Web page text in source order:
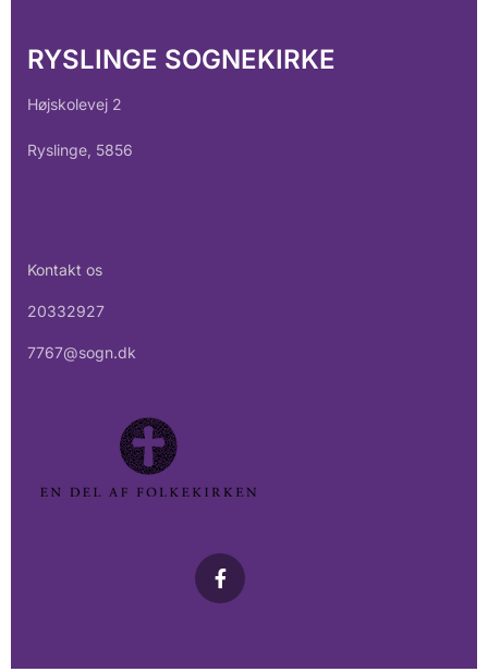
RYSLINGE SOGNEKIRKE
Højskolevej 2
Ryslinge, 5856
Kontakt os
20332927
7767@sogn.dk